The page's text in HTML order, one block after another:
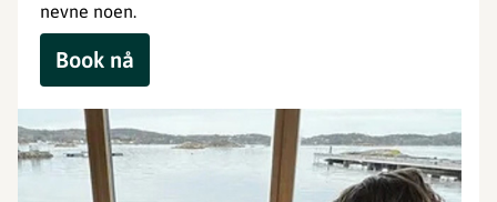
nevne noen.
Book nå